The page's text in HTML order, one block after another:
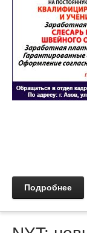
Подробнее